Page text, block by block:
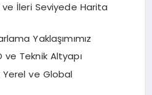
ve İleri Seviyede Harita
Yaklaşımımız
ve Teknik Altyapı
ve Global